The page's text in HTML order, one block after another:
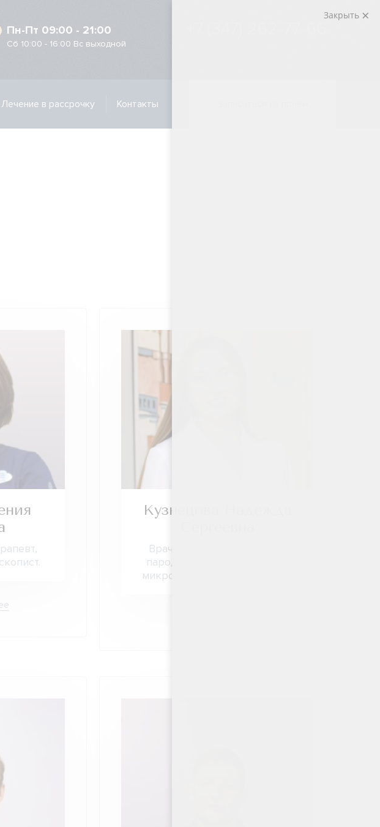
Пн-Пт 09:00 - 21:00
Сб 10:00 - 16:00 Вс выходной
Лечение в рассрочку Контакты
Кузнецова Надежда
Врач-стоматолог-терапевт,
пародонтолог, эндодонтист,
микроскопист, кандидат наук
Закрыть